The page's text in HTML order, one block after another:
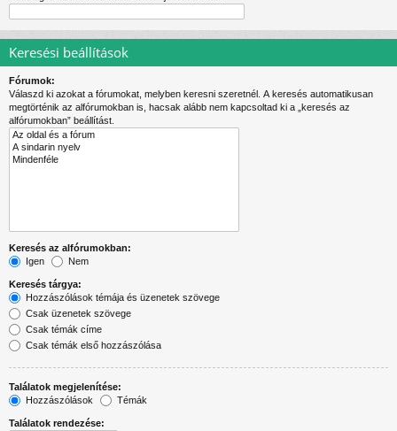
Keresési beállítások
Fórumok:
Válaszd ki azokat a fórumokat, melyben keresni szeretnél. A keresés automatikusan
megtörténik az alfórumokban is, hacsak alább nem kapcsoltad ki a „keresés az
alfórumokban” beállítást.
Keresés az alfórumokban:
Igen
Nem
Keresés tárgya:
Hozzászólások témája és üzenetek szövege
Csak üzenetek szövege
Csak témák címe
Csak témák első hozzászólása
Találatok megjelenítése:
Hozzászólások
Témák
Találatok rendezése: